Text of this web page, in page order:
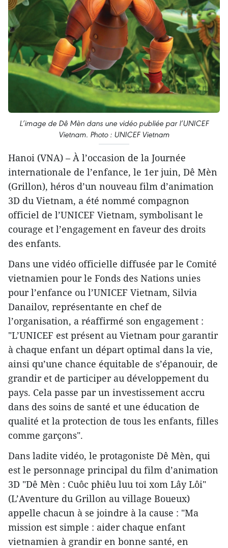
L’image de Dê Mèn dans une vidéo publiée par l’UNICEF
Vietnam. Photo : UNICEF Vietnam
Hanoi (VNA) – À l’occasion de la Journée
internationale de l’enfance, le 1er juin, Dê Mèn
(Grillon), héros d’un nouveau film d’animation
3D du Vietnam, a été nommé compagnon
officiel de l’UNICEF Vietnam, symbolisant le
courage et l’engagement en faveur des droits
des enfants.
Dans une vidéo officielle diffusée par le Comité
vietnamien pour le Fonds des Nations unies
pour l’enfance ou l’UNICEF Vietnam, Silvia
Danailov, représentante en chef de
l’organisation, a réaffirmé son engagement :
"L’UNICEF est présent au Vietnam pour garantir
à chaque enfant un départ optimal dans la vie,
ainsi qu’une chance équitable de s’épanouir, de
grandir et de participer au développement du
pays. Cela passe par un investissement accru
dans des soins de santé et une éducation de
qualité et la protection de tous les enfants, filles
comme garçons".
Dans ladite vidéo, le protagoniste Dê Mèn, qui
est le personnage principal du film d’animation
3D "Dê Mèn : Cuôc phiêu luu toi xom Lây Lôi"
(L’Aventure du Grillon au village Boueux)
appelle chacun à se joindre à la cause : "Ma
mission est simple : aider chaque enfant
vietnamien à grandir en bonne santé, en